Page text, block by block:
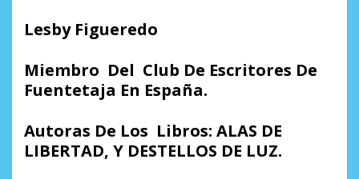
Lesby Figueredo
Miembro Del Club De Escritores De
Fuentetaja En España.
Autoras De Los Libros: ALAS DE
LIBERTAD, Y DESTELLOS DE LUZ.